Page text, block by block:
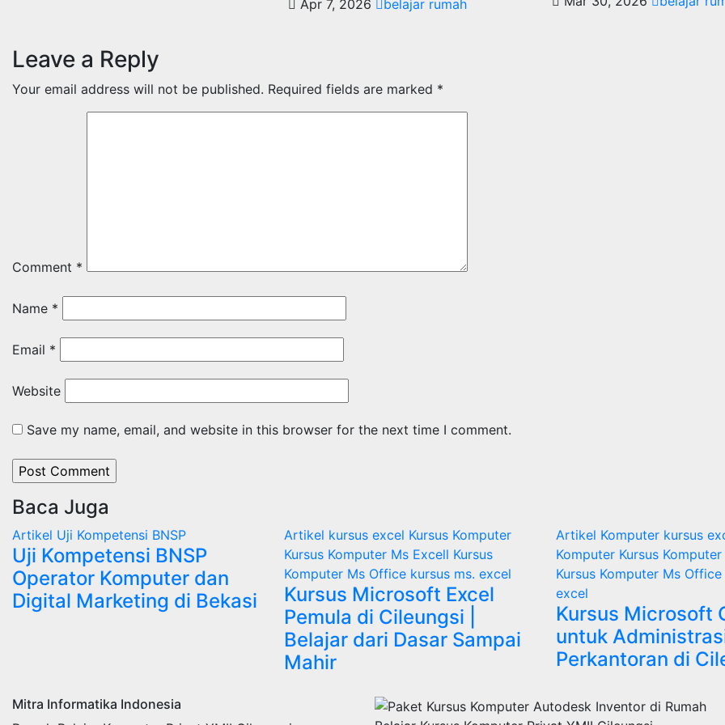
Apr 7, 2026 belajar rumah
Leave a Reply
Your email address will not be published. Required fields are marked *
Comment *
Name *
Email *
Website
Save my name, email, and website in this browser for the next time I comment.
Baca Juga
Artikel Uji Kompetensi BNSP
Uji Kompetensi BNSP
Operator Komputer dan
Digital Marketing di Bekasi
Artikel kursus excel Kursus Komputer
Kursus Komputer Ms Excell Kursus
Komputer Ms Office kursus ms. excel
Kursus Microsoft Excel
Pemula di Cileungsi |
Belajar dari Dasar Sampai
Mahir
Artikel Komputer kursus
Komputer Kursus
Kursus Komputer Ms Office
excel
Kursus Microsoft
untuk
Perkantoran di
Mitra Informatika Indonesia